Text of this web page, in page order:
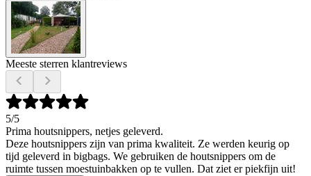
Meeste sterren klantreviews
5/5
Prima houtsnippers, netjes geleverd.
Deze houtsnippers zijn van prima kwaliteit. Ze werden keurig op
tijd geleverd in bigbags. We gebruiken de houtsnippers om de
ruimte tussen moestuinbakken op te vullen. Dat ziet er piekfijn uit!